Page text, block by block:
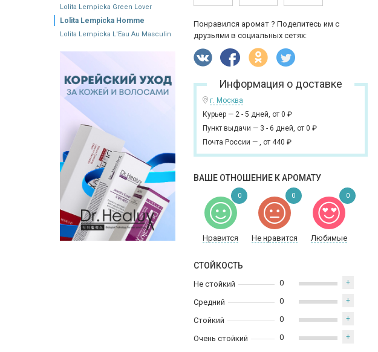
Lolita Lempicka Green Lover
Lolita Lempicka Homme
Lolita Lempicka L'Eau Au Masculin
Понравился аромат ? Поделитесь им с
друзьями в социальных сетях:
Информация о доставке
г. Москва
Курьер — 2 - 5 дней, от 0 ₽
Пункт выдачи — 3 - 6 дней, от 0 ₽
Почта России — , от 440 ₽
ВАШЕ ОТНОШЕНИЕ К АРОМАТУ
Нравится Не нравится Любимые
0 0 0
СТОЙКОСТЬ
Не стойкий
Средний
Стойкий
Очень стойкий
0 +
0 +
0 +
0 +